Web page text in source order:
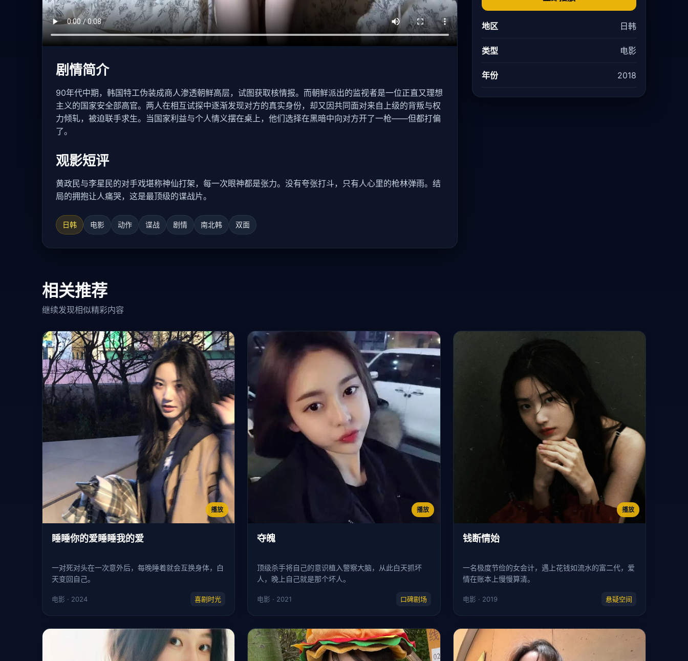
剧情简介
90年代中期，韩国特工伪装成商人渗透朝鲜高层，试图获取核情报。而朝鲜派出的监视者是一位正直又理想
主义的国家安全部高官。两人在相互试探中逐渐发现对方的真实身份，却又因共同面对来自上级的背叛与权
力倾轧，被迫联手求生。当国家利益与个人情义摆在桌上，他们选择在黑暗中向对方开了一枪——但都打偏
了。
观影短评
黄政民与李星民的对手戏堪称神仙打架，每一次眼神都是张力。没有夸张打斗，只有人心里的枪林弹雨。结
局的拥抱让人痛哭，这是最顶级的谍战片。
日韩 电影 动作 谍战 剧情 南北韩 双面
地区 日韩
类型 电影
年份 2018
相关推荐
继续发现相似精彩内容
播放
睡睡你的爱睡睡我的爱
一对死对头在一次意外后，每晚睡着就会互换身体，白
天变回自己。
电影 · 2024 喜剧时光
播放
夺魄
顶级杀手将自己的意识植入警察大脑，从此白天抓坏
人，晚上自己就是那个坏人。
电影 · 2021 口碑剧场
播放
钱断情始
一名极度节俭的女会计，遇上花钱如流水的富二代，爱
情在账本上慢慢算清。
电影 · 2019 悬疑空间